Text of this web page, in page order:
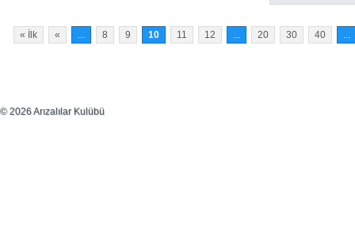
« İlk « ... 8 9 10 11 12 ... 20 30 40 ...
© 2026 Arızalılar Kulübü